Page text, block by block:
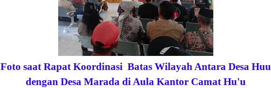
Foto saat Rapat Koordinasi Batas Wilayah Antara Desa Huu
dengan Desa Marada di Aula Kantor Camat Hu'u